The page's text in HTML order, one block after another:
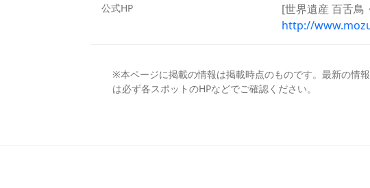
公式HP
[世界遺産 百舌鳥
http://
※本ページに掲載の情報は掲載時点のものです。最新の情
は必ず各スポットのHPなどでご確認ください。